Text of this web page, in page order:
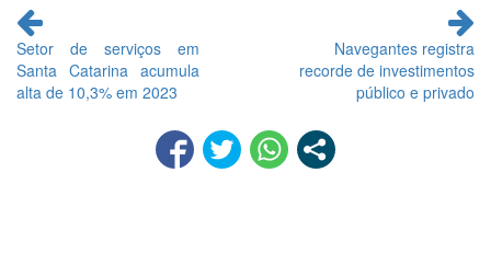
Continue
lendo
Setor de serviços em
Santa Catarina acumula
alta de 10,3% em 2023
Navegantes registra
recorde de investimentos
público e privado